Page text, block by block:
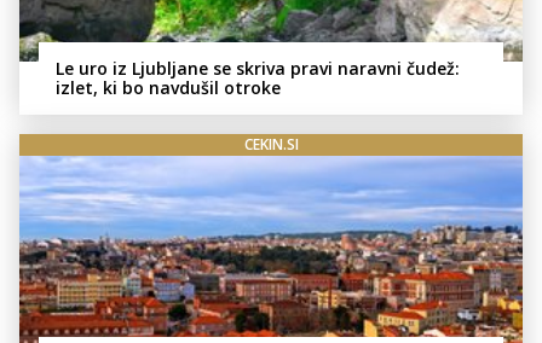
Le uro iz Ljubljane se skriva pravi naravni čudež:
izlet, ki bo navdušil otroke
CEKIN.SI